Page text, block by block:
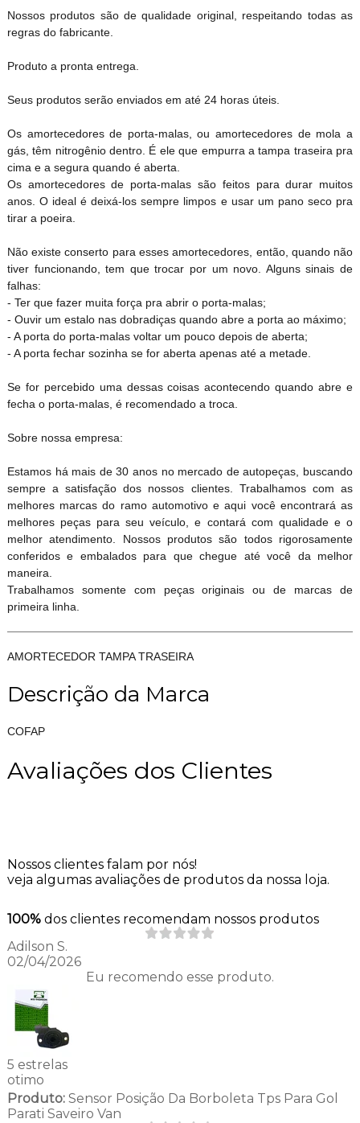
Nossos produtos são de qualidade original, respeitando todas as
regras do fabricante.
Produto a pronta entrega.
Seus produtos serão enviados em até 24 horas úteis.
Os amortecedores de porta-malas, ou amortecedores de mola a
gás, têm nitrogênio dentro. É ele que empurra a tampa traseira pra
cima e a segura quando é aberta.
Os amortecedores de porta-malas são feitos para durar muitos
anos. O ideal é deixá-los sempre limpos e usar um pano seco pra
tirar a poeira.
Não existe conserto para esses amortecedores, então, quando não
tiver funcionando, tem que trocar por um novo. Alguns sinais de
falhas:
- Ter que fazer muita força pra abrir o porta-malas;
- Ouvir um estalo nas dobradiças quando abre a porta ao máximo;
- A porta do porta-malas voltar um pouco depois de aberta;
- A porta fechar sozinha se for aberta apenas até a metade.
Se for percebido uma dessas coisas acontecendo quando abre e
fecha o porta-malas, é recomendado a troca.
Sobre nossa empresa:
Estamos há mais de 30 anos no mercado de autopeças, buscando
sempre a satisfação dos nossos clientes. Trabalhamos com as
melhores marcas do ramo automotivo e aqui você encontrará as
melhores peças para seu veículo, e contará com qualidade e o
melhor atendimento. Nossos produtos são todos rigorosamente
conferidos e embalados para que chegue até você da melhor
maneira.
Trabalhamos somente com peças originais ou de marcas de
primeira linha.
AMORTECEDOR TAMPA TRASEIRA
Descrição da Marca
COFAP
Avaliações dos Clientes
Nossos clientes falam por nós!
veja algumas avaliações de produtos da nossa loja.
100% dos clientes recomendam nossos produtos
Adilson S.
02/04/2026
Eu recomendo esse produto.
5 estrelas
otimo
Produto:Sensor Posição Da Borboleta Tps Para Gol
Parati Saveiro Van